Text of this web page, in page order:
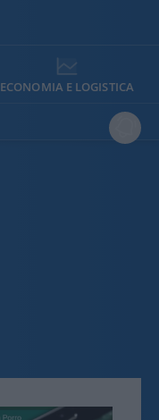
ECONOMIA E LOGISTICA